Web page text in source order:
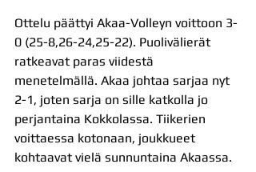
Ottelu päättyi Akaa-Volleyn voittoon 3-
0 (25-8,26-24,25-22). Puolivälierät
ratkeavat paras viidestä
menetelmällä. Akaa johtaa sarjaa nyt
2-1, joten sarja on sille katkolla jo
perjantaina Kokkolassa. Tiikerien
voittaessa kotonaan, joukkueet
kohtaavat vielä sunnuntaina Akaassa.